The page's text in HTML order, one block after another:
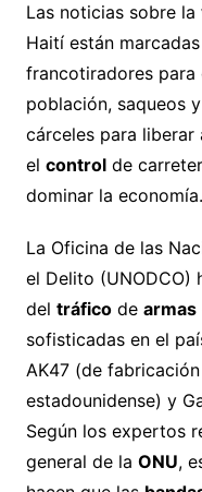
Las noticias sobre la
Haití están
francotiradores para
población, saqueos
cárceles para liberar
el controlde
dominar la economía.
La Oficina de las
el Delito (UNODCO)
del tráficode armas
sofisticadas en el
AK47 (de
estadounidense) y
Según los expertos
general de la ONU,